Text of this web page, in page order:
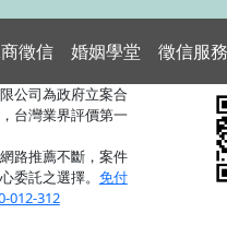
徵信 婚姻學堂 徵信服務
公司為政府立案合
台灣業界評價第一
路推薦不斷，案件
委託之選擇。 免付
012-312